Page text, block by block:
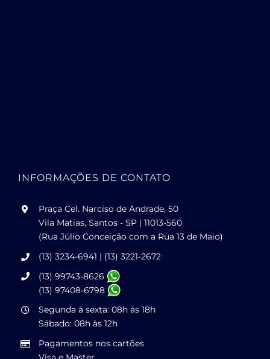
INFORMAÇÕES DE CONTATO
Praça Cel. Narciso de Andrade, 50
Vila Matias, Santos - SP | 11013-560
(Rua Júlio Conceição com a Rua 13 de Maio)
(13) 3234-6941 | (13) 3221-2672
(13) 99743-8626
(13) 97408-6798
Segunda à sexta: 08h às 18h
Sábado: 08h às 12h
Pagamentos nos cartões